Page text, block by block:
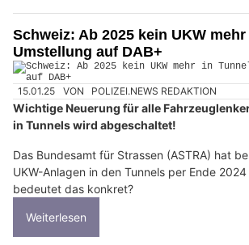
Schweiz: Ab 2025 kein UKW
Umstellung auf DAB+
15.01.25 VON POLIZEI.NEWS REDAKTION
Wichtige Neuerung für alle
in Tunnels wird abgeschaltet!
Das Bundesamt für Strassen (ASTRA) hat
UKW-Anlagen in den Tunnels per Ende
bedeutet das konkret?
Weiterlesen